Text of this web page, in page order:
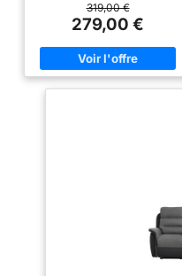
319,00 €
279,00 €